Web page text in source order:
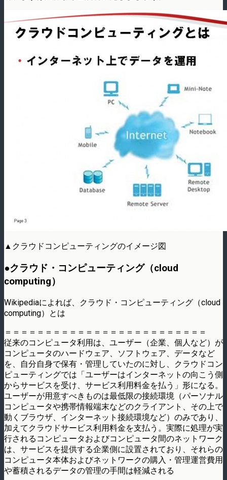
▲クラウドコンピューティングのイメージ図
●クラウド・コンピューティング（cloud
computing）
Wikipediaによれば、クラウド・コンピューティング（cloud
computing）とは
＝＝＝＝＝＝＝＝＝＝＝＝＝＝＝＝＝＝＝＝＝＝＝＝＝
従来のコンピュータ利用は、ユーザー（企業、個人など）が
コンピュータのハードウェア、ソフトウェア、データなど
を、自分自身で保有・管理していたのに対し、クラウドコン
ピューティングでは「ユーザーはインターネットの向こう側
からサービスを受け、サービス利用料金を払う」形になる。
ユーザーが用意すべきものは最低限の接続環境（パーソナル
コンピュータや携帯情報端末などのクライアント、その上で
動くブラウザ、インターネット接続環境など）のみであり、
加えてクラウドサービス利用料金を支払う。実際に処理が実
行されるコンピュータおよびコンピュータ間のネットワーク
は、サービスを提供する企業側に設置されており、それらの
コンピュータ本体およびネットワークの購入・管理運営費用
や蓄積されるデータの管理の手間は軽減される